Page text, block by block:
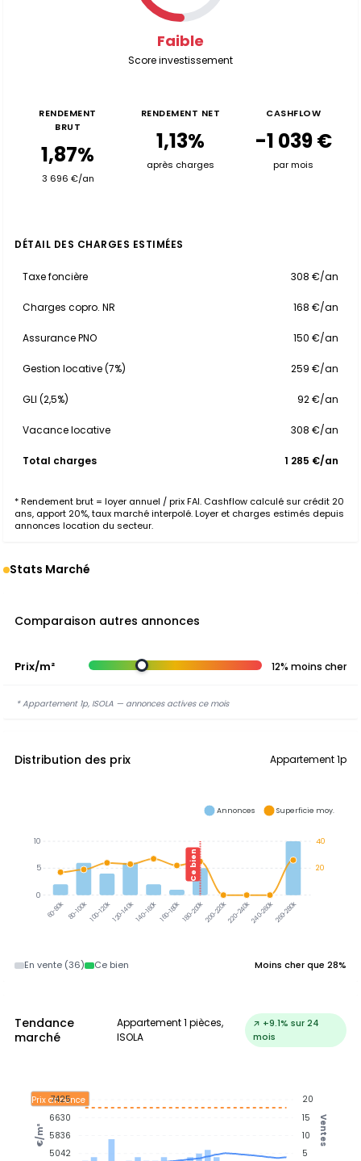
Faible
Score investissement
RENDEMENT
BRUT
1,87%
3 696 €/an
RENDEMENT NET
1,13%
après charges
CASHFLOW
-1 039 €
par mois
DÉTAIL DES CHARGES ESTIMÉES
Taxe foncière 308 €/an
Charges copro. NR 168 €/an
Assurance PNO 150 €/an
Gestion locative (7%) 259 €/an
GLI (2,5%) 92 €/an
Vacance locative 308 €/an
Total charges 1 285 €/an
* Rendement brut = loyer annuel / prix FAI. Cashflow calculé sur crédit 20
ans, apport 20%, taux marché interpolé. Loyer et charges estimés depuis
annonces location du secteur.
Stats Marché
Comparaison autres annonces
Prix/m² 12% moins cher
* Appartement 1p, ISOLA — annonces actives ce mois
Distribution des prix Appartement 1p
60-80k 80-100k 100-120k120-140k140-160k 160-180k180-200k200-220k220-240k240-260k260-280k
Ce bien
40
20
10
5
0
Annonces Superficie moy.
En vente (36) Ce bien Moins cher que 28%
Tendance
marché
Appartement 1 pièces,
ISOLA
↗ +9.1% sur 24
mois
Prix annonce
20
15
10
5
Ventes
7425
6630
5836
5042
€/m²